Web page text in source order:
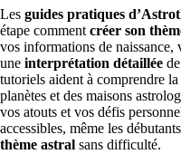
Les guides pratiques
étape comment créer son
vos informations de naissance,
une interprétation détaillée
tutoriels aident à comprendre
planètes et des maisons
vos atouts et vos défis
accessibles, même les
thème astral sans difficulté.